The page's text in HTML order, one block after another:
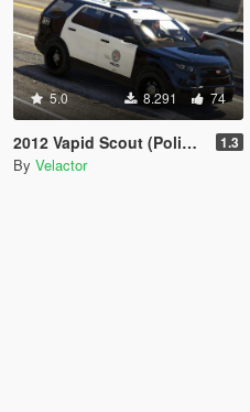
5.0 8.291 74
2012 Vapid Scout (Police Pack) [Add-On | WIP] 1.3
By Velactor